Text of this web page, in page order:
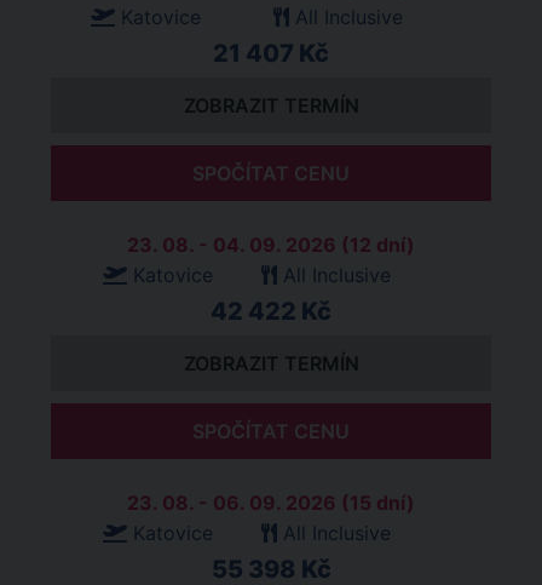
Katovice
All Inclusive
21 407 Kč
ZOBRAZIT TERMÍN
SPOČÍTAT CENU
23. 08. - 04. 09. 2026 (12 dní)
Katovice
All Inclusive
42 422 Kč
ZOBRAZIT TERMÍN
SPOČÍTAT CENU
23. 08. - 06. 09. 2026 (15 dní)
Katovice
All Inclusive
55 398 Kč